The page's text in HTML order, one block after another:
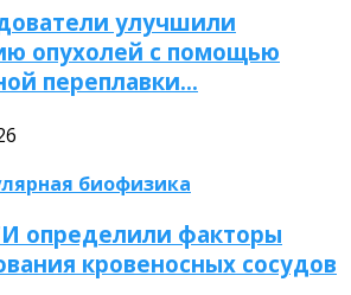
улучшили
опухолей с помощью
переплавки…
биофизика
определили факторы
кровеносных сосудов